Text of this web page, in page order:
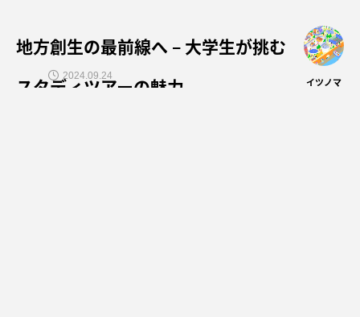
地方創生の最前線へ – 大学生が挑む
スタディツアーの魅力
イツノマ
2024.09.24